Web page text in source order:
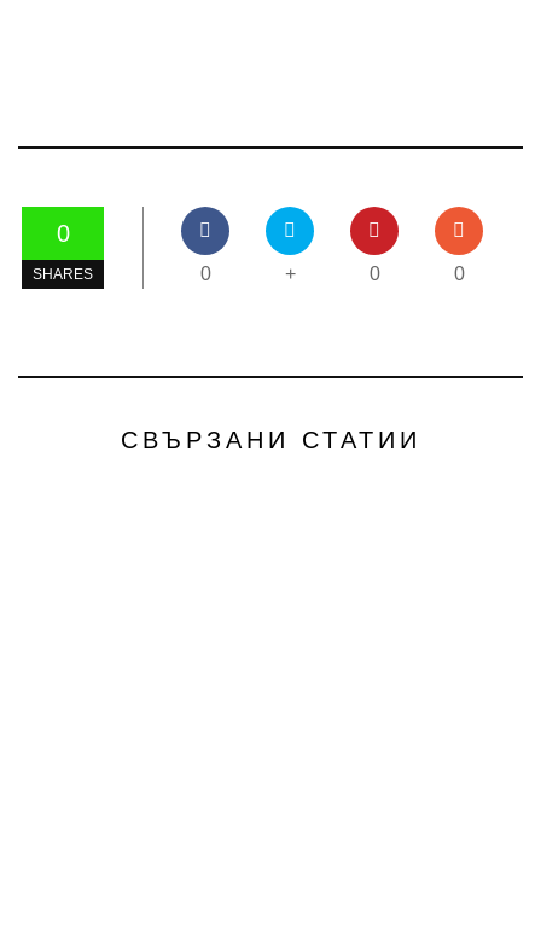
0
SHARES 0 + 0 0
СВЪРЗАНИ СТАТИИ